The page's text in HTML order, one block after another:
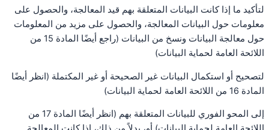
لتأكيد ما إذا كانت البيانات المتعلقة بهم قيد المعالجة، والحصول على
معلومات حول البيانات المعالجة، والحصول على مزيد من المعلومات
حول معالجة البيانات ونسخ من البيانات (راجع أيضًا المادة 15 من
اللائحة العامة لحماية البيانات)
لتصحيح أو استكمال البيانات غير الصحيحة أو غير المكتملة (انظر أيضًا
المادة 16 من اللائحة العامة لحماية البيانات)
إلى المحو الفوري للبيانات المتعلقة بهم (انظر أيضًا المادة 17 من